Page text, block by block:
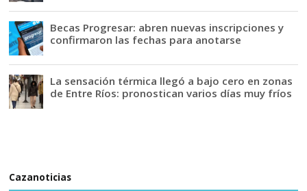
Becas Progresar: abren nuevas inscripciones y
confirmaron las fechas para anotarse
La sensación térmica llegó a bajo cero en zonas
de Entre Ríos: pronostican varios días muy fríos
Cazanoticias